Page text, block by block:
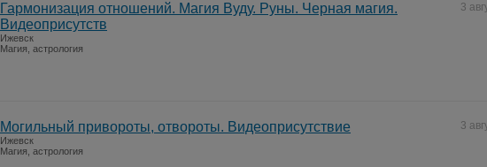
3
Гармонизация отношений. Магия Вуду. Руны. Черная магия.
Видеоприсутств
Ижевск
Магия, астрология
3
Могильный привороты, отвороты. Видеоприсутствие
Ижевск
Магия, астрология